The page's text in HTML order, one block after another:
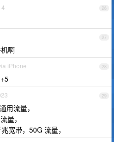
26
4
27
啊
28
iPhone
29
用流量，
量，
宽带，50G 流量，